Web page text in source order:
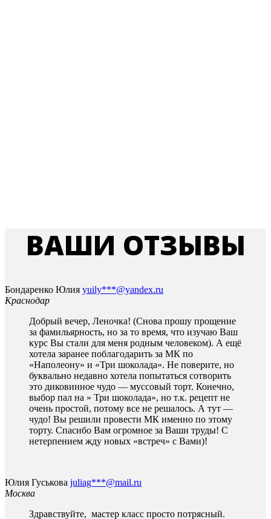
ВАШИ ОТЗЫВЫ
Бондаренко Юлия yuily***@yandex.ru
Краснодар
Добрый вечер, Леночка! (Снова прошу прощение
за фамильярность, но за то время, что изучаю Ваш
курс Вы стали для меня родным человеком). А ещё
хотела заранее поблагодарить за МК по
«Наполеону» и «Три шоколада». Не поверите, но
буквально недавно хотела попытаться сотворить
это диковинное чудо — муссовый торт. Конечно,
выбор пал на » Три шоколада», но т.к. рецепт не
очень простой, потому все не решалось. А тут —
чудо! Вы решили провести МК именно по этому
торту. Спасибо Вам огромное за Ваши труды! С
нетерпением жду новых «встреч» с Вами)!
Юлия Гуськова juliag***@mail.ru
Москва
Здравствуйте, мастер класс просто потрясный.